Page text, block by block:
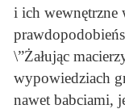
i ich wewnętrzne
\”Żałując
wypowiedziach
nawet babciami,